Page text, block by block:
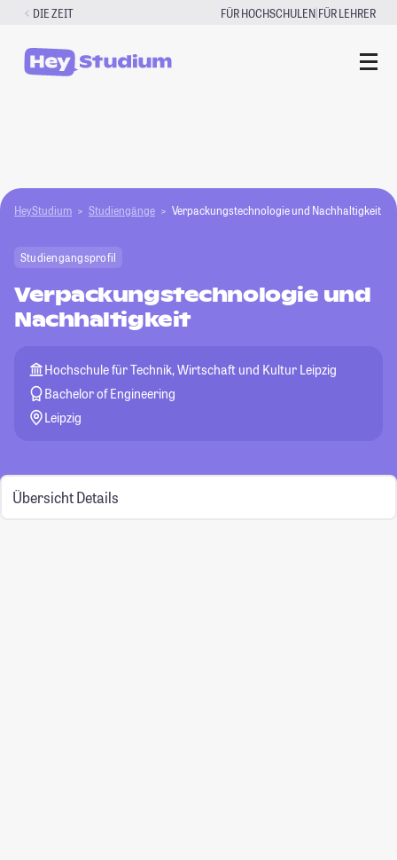
Zum
springen
DIE ZEIT FÜR HOCHSCHULEN|FÜR LEHRER
HeyStudium Studiengänge Verpackungstechnologie und Nachhaltigkeit
Studiengangsprofil
Verpackungstechnologie und
Nachhaltigkeit
Hochschule für Technik, Wirtschaft und Kultur Leipzig
Bachelor of Engineering
Leipzig
Übersicht Details